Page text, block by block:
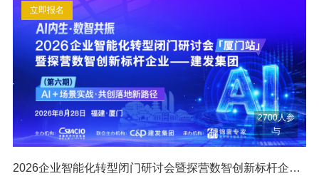
立即报名
2700人参
与
2026企业智能化转型闭门研讨会暨探营数智创新标杆企业——厦门建发